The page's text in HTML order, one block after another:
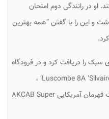
او در رانندگی دوم امتحان
و این را با گفتن “همه بهترین
هواپیمای سبک را دریافت کرد و در فرودگاه
وایت والتهام آموزش دید. او دارای یک Luscombe 8A ‘Silvaire’ ،
یکCessna A185E Skywagon ، و یک قهرمان آمریکایی ۸KCAB Super